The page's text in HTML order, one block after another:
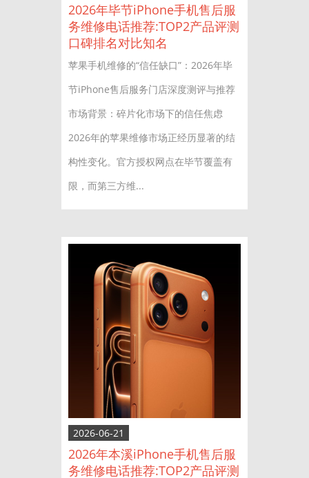
2026年毕节iPhone手机售后服
务维修电话推荐:TOP2产品评测
口碑排名对比知名
苹果手机维修的“信任缺口”：2026年毕
节iPhone售后服务门店深度测评与推荐
市场背景：碎片化市场下的信任焦虑
2026年的苹果维修市场正经历显著的结
构性变化。官方授权网点在毕节覆盖有
限，而第三方维...
2026-06-21
2026年本溪iPhone手机售后服
务维修电话推荐:TOP2产品评测